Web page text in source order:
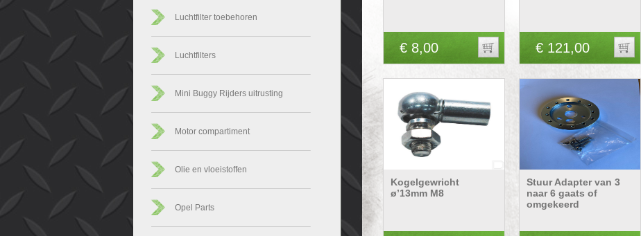
Luchtfilter toebehoren
Luchtfilters
Mini Buggy Rijders uitrusting
Motor compartiment
Olie en vloeistoffen
Opel Parts
€ 8,00 € 121,00
Kogelgewricht
ø’13mm M8
Stuur Adapter van 3
naar 6 gaats of
omgekeerd